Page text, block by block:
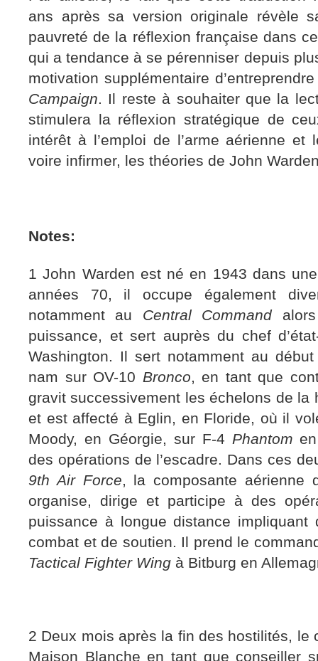
ans après sa version originale révèle
pauvreté de la réflexion française dans
qui a tendance à se pérenniser depuis
motivation supplémentaire
Campaign. Il reste à souhaiter que la
stimulera la réflexion stratégique de
intérêt à l’emploi de l’arme aérienne et
voire infirmer, les théories de John
Notes:
1 John Warden est né en 1943 dans
années 70, il occupe également
notamment au Central Commandalors
puissance, et sert auprès du chef
Washington. Il sert notamment au
nam sur OV-10 Bronco, en tant que
gravit successivement les échelons de la
et est affecté à Eglin, en Floride, où il
Moody, en Géorgie, sur F-4 Phantom
des opérations de l’escadre. Dans ces
9th Air Force, la composante aérienne
organise, dirige et participe à des
puissance à longue distance impliquant
combat et de soutien. Il prend le
Tactical Fighter Wing à Bitburg en
2 Deux mois après la fin des hostilités, le
Maison Blanche en tant que conseiller